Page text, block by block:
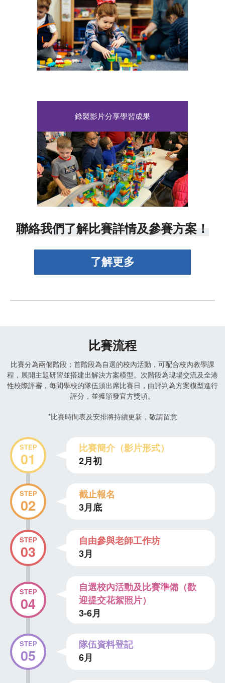
錄製影片分享學習成果
聯絡我們了解比賽詳情及參賽方案！
比賽流程
比賽分為兩個階段；首階段為自選的校內活動，可配合校內教學課
程，展開主題研習並搭建出解決方案模型。次階段為現場交流及全港
性校際評審，每間學校的隊伍須出席比賽日，由評判為方案模型進行
評分，並獲頒發官方獎項。
*比賽時間表及安排將持續更新，敬請留意
STEP
01
比賽簡介（影片形式）
2月初
STEP
02
截止報名
3月底
STEP
03
自由參與老師工作坊
3月
STEP
04
自選校內活動及比賽準備（歡
迎提交花絮照片）
3-6月
STEP
05
隊伍資料登記
6月